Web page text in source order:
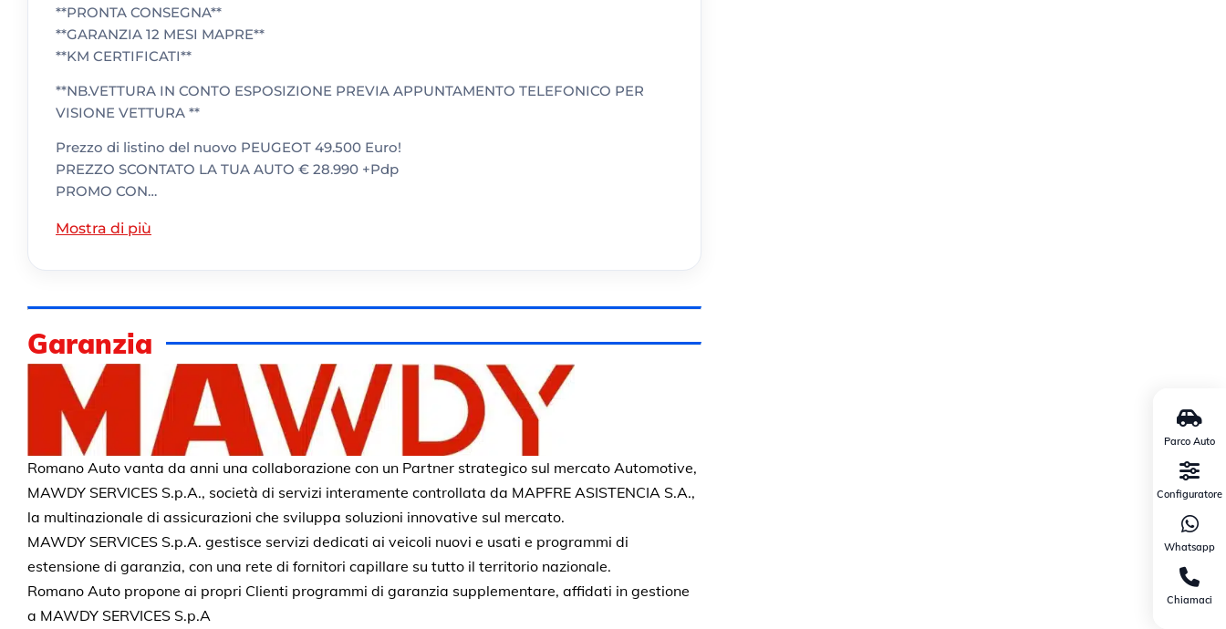
**PRONTA CONSEGNA**
**GARANZIA 12 MESI MAPRE**
**KM CERTIFICATI**
**NB.VETTURA IN CONTO ESPOSIZIONE PREVIA APPUNTAMENTO TELEFONICO PER
VISIONE VETTURA **
Prezzo di listino del nuovo PEUGEOT 49.500 Euro!
PREZZO SCONTATO LA TUA AUTO € 28.990 +Pdp
PROMO CON…
Mostra di più
Garanzia
Romano Auto vanta da anni una collaborazione con un Partner strategico sul mercato Automotive,
MAWDY SERVICES S.p.A., società di servizi interamente controllata da MAPFRE ASISTENCIA S.A.,
la multinazionale di assicurazioni che sviluppa soluzioni innovative sul mercato.
MAWDY SERVICES S.p.A. gestisce servizi dedicati ai veicoli nuovi e usati e programmi di
estensione di garanzia, con una rete di fornitori capillare su tutto il territorio nazionale.
Romano Auto propone ai propri Clienti programmi di garanzia supplementare, affidati in gestione
a MAWDY SERVICES S.p.A
Parco Auto
Configuratore
Whatsapp
Chiamaci